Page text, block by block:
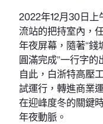
2022年12月30日
流站的把持室內，
年夜屏幕，隨著“
圓滿完成”一行字的
自此，白浙特高壓
試運行，轉進商業
在迎峰度冬的關鍵
年夜動脈。